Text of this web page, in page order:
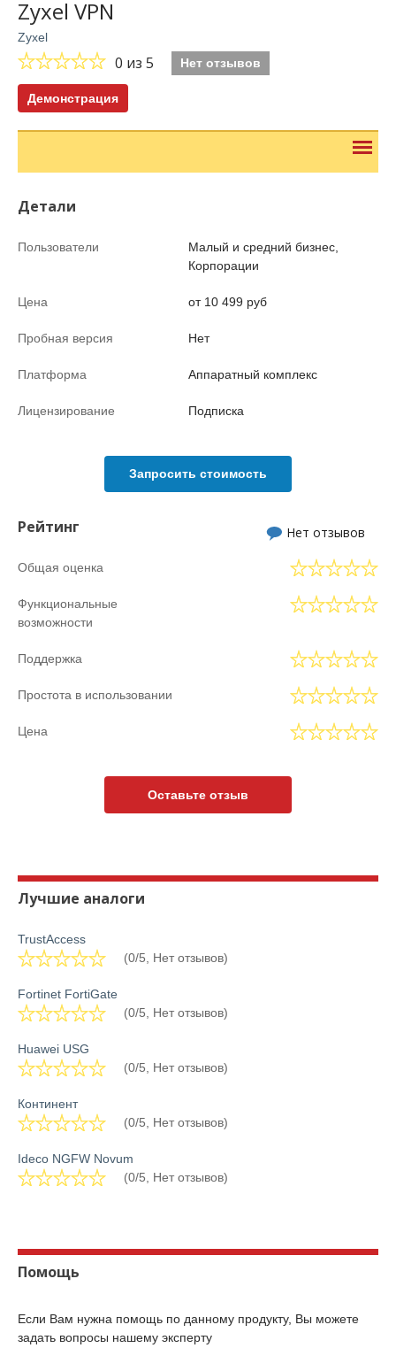
Zyxel VPN
Zyxel
0 из 5 Нет отзывов
Демонстрация
Детали
Пользователи
Малый и средний бизнес,
Корпорации
Цена от 10 499 руб
Пробная версия Нет
Платформа Аппаратный комплекс
Лицензирование Подписка
Запросить стоимость
Рейтинг Нет отзывов
Общая оценка
Функциональные
возможности
Поддержка
Простота в использовании
Цена
Оставьте отзыв
Лучшие аналоги
TrustAccess
(0/5, Нет отзывов)
Fortinet FortiGate
(0/5, Нет отзывов)
Huawei USG
(0/5, Нет отзывов)
Континент
(0/5, Нет отзывов)
Ideco NGFW Novum
(0/5, Нет отзывов)
Помощь
Если Вам нужна помощь по данному продукту, Вы можете
задать вопросы нашему эксперту